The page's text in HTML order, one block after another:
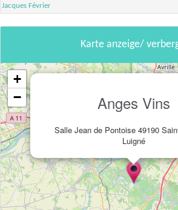
Jacques Février
Karte anzeige/
Anges Vins
Salle Jean de Pontoise 49190
Luigné
+
−